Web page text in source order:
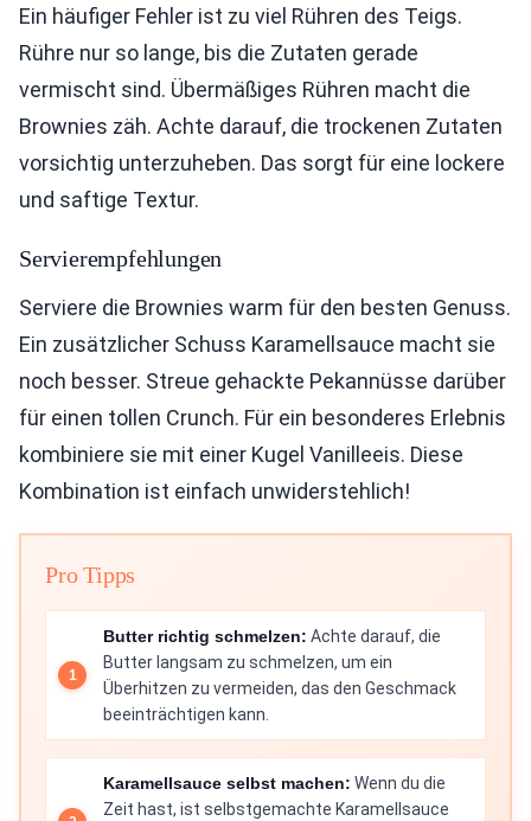
Ein häufiger Fehler ist zu viel Rühren des Teigs.
Rühre nur so lange, bis die Zutaten gerade
vermischt sind. Übermäßiges Rühren macht die
Brownies zäh. Achte darauf, die trockenen Zutaten
vorsichtig unterzuheben. Das sorgt für eine lockere
und saftige Textur.
Servierempfehlungen
Serviere die Brownies warm für den besten Genuss.
Ein zusätzlicher Schuss Karamellsauce macht sie
noch besser. Streue gehackte Pekannüsse darüber
für einen tollen Crunch. Für ein besonderes Erlebnis
kombiniere sie mit einer Kugel Vanilleeis. Diese
Kombination ist einfach unwiderstehlich!
Pro Tipps
Butter richtig schmelzen: Achte darauf, die
Butter langsam zu schmelzen, um ein
Überhitzen zu vermeiden, das den Geschmack
beeinträchtigen kann.
Karamellsauce selbst machen: Wenn du die
Zeit hast, ist selbstgemachte Karamellsauce